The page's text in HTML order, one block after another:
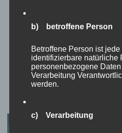
Welt? Es gibt jeden Tag, in jeder
Erde jemanden, der vor Schmerz
Eine Frau wird
b) betroffene Person
Betroffene Person ist
identifizierbare natürliche
personenbezogene
Verarbeitung
werden.
c) Verarbeitung